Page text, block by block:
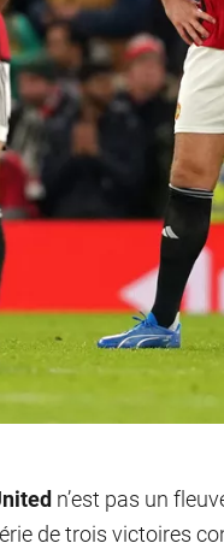
n’est pas un
de trois victoires